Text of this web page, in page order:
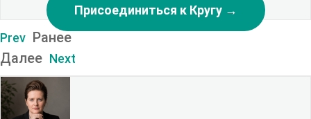
Присоединиться к Кругу →
Prev Ранее
Далее Next